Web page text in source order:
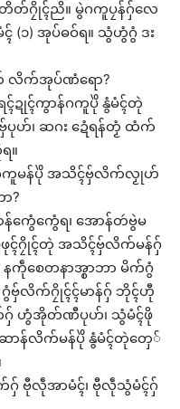
တိတ်ဂၠိုၚ်ညိ။ မွဲဂကူပၠန်ဂှ်လေ
(၁) အုပ်ဓဝ်ရ။ သွံဟွံဂွံ ဒး
လိက်အုပ်ဏံရော?
ၚ်ဍုၚ်ကွာန်ဂကူပိုဲ နွံမံၚ်တုဲ
ဟ်၊ ဆဂး ဍေံရန်တၟံ ထံက်
။
ဂကူမန်ပိုဲ အသိၚ်ဗှ်လိက်လၟုဟ်
?
ေံကွေံရ၊ အောန်တဴဗွဲမ
ဗဵုဖုၚ်ဂၠိုၚ်တုဲ အသိၚ်ဗှ်လိက်မန်ဂှ်
ကဵုစေတနာအ္စာဘာ မိက်ဂွံ
ဗှ်လိက်ဂၠိုၚ်ၚ်မာန်ဂှ် ဘိုၚ်ဟီု
ဂှ် ဟွံအိုတ်ဏီပုဟ်၊ သွံမံၚ်ဖို
ာန်လိက်မန်ပိုဲ နွံမံၚ်တုဲတှေ်
က်ဂှ် ဗီုလဵုအာမံၚ်၊ ဗီုလဵုသွံမံၚ်ဂှ်